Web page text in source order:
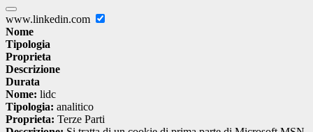
www.linkedin.com
Nome
Tipologia
Proprieta
Descrizione
Durata
Nome: lidc
Tipologia: analitico
Proprieta: Terze Parti